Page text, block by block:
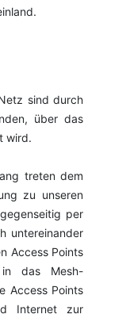
sind durch
über das
wird.
treten dem
zu unseren
per
untereinander
Access Points
in das Mesh-
Access Points
Internet zur